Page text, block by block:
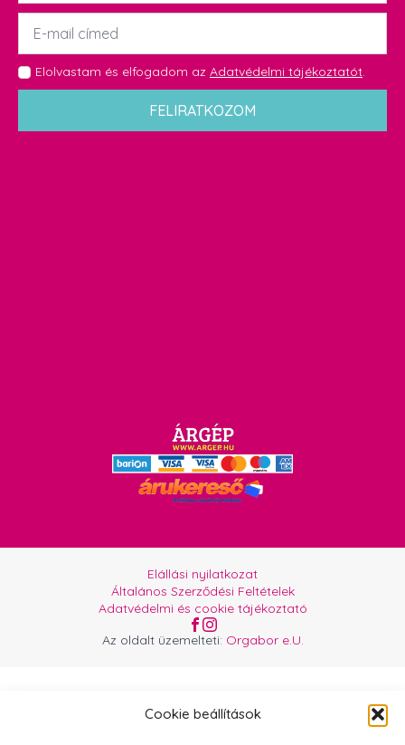
Cookie beállítások
Email
GDPR
*
Elolvastam és elfogadom az Adatvédelmi tájékoztatót.
FELIRATKOZOM
Az oldalt üzemelteti: Orgabor e.U.
Elállási nyilatkozat
Általános Szerződési Feltételek
Adatvédelmi és cookie tájékoztató